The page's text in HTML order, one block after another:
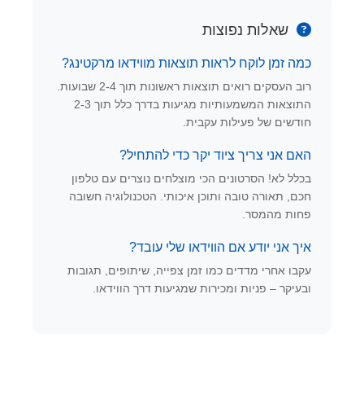
שאלות נפוצות
כמה זמן לוקח לראות תוצאות מווידאו מרקטינג?
רוב העסקים רואים תוצאות ראשונות תוך 2-4 שבועות.
התוצאות המשמעותיות מגיעות בדרך כלל תוך 2-3
חודשים של פעילות עקבית.
האם אני צריך ציוד יקר כדי להתחיל?
בכלל לא! הסרטונים הכי מוצלחים נוצרים עם טלפון
חכם, תאורה טובה ותוכן איכותי. הטכנולוגיה חשובה
פחות מהמסר.
איך אני יודע אם הווידאו שלי עובד?
עקבו אחרי מדדים כמו זמן צפייה, שיתופים, תגובות
ובעיקר – פניות ומכירות שמגיעות דרך הווידאו.